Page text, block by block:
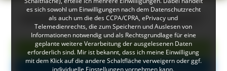
Inhalte zum Thema "Museum"
Alle Einträge
Museen (5)
es sich sowohl um Einwilligungen nach dem Datenschutzrecht
als auch um die des CCPA/CPRA, ePrivacy und
Telemedienrechts, die zum Speichern und Auslesen von
Informationen notwendig und als Rechtsgrundlage für eine
geplante weitere Verarbeitung der ausgelesenen Daten
erforderlich sind. Mir ist bekannt, dass ich meine Einwilligung
mit dem Klick auf die andere Schaltfläche verweigern oder ggf.
individuelle Einstellungen vornehmen kann.